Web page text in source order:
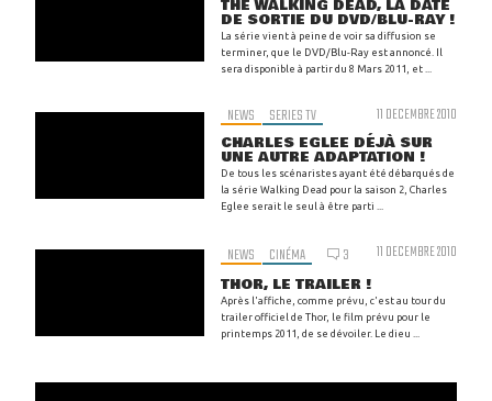
THE WALKING DEAD, LA DATE
DE SORTIE DU DVD/BLU-RAY !
La série vient à peine de voir sa diffusion se
terminer, que le DVD/Blu-Ray est annoncé. Il
sera disponible à partir du 8 Mars 2011, et ...
NEWS SERIES TV 11 DECEMBRE 2010
CHARLES EGLEE DÉJÀ SUR
UNE AUTRE ADAPTATION !
De tous les scénaristes ayant été débarqués de
la série Walking Dead pour la saison 2, Charles
Eglee serait le seul à être parti ...
NEWS CINÉMA 3 11 DECEMBRE 2010
THOR, LE TRAILER !
Après l'affiche, comme prévu, c'est au tour du
trailer officiel de Thor, le film prévu pour le
printemps 2011, de se dévoiler. Le dieu ...